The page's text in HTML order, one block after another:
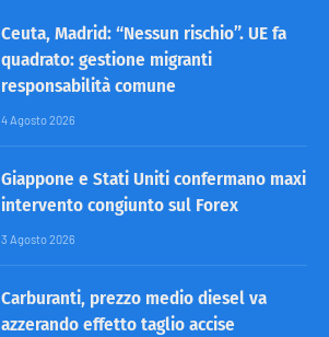
Ceuta, Madrid: “Nessun rischio”. UE fa
quadrato: gestione migranti
responsabilità comune
4 Agosto 2026
Giappone e Stati Uniti confermano maxi
intervento congiunto sul Forex
3 Agosto 2026
Carburanti, prezzo medio diesel va
azzerando effetto taglio accise